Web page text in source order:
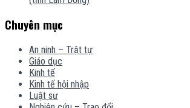
Chuyên mục
An ninh – Trật tự
Giáo dục
Kinh tế
Kinh tế hội nhập
Luật sư